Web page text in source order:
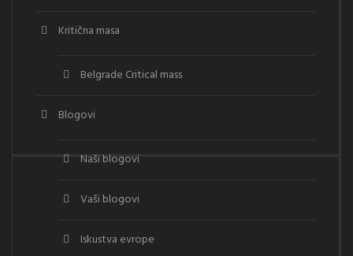
Kritična masa
Belgrade Critical mass
Blogovi
Naši blogovi
Vaši blogovi
Iskustva evrope